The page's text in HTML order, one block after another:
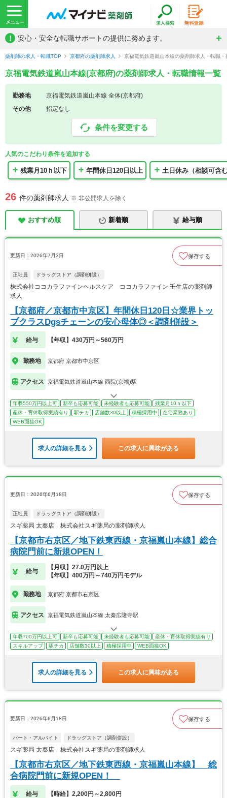
! 安心・安全な転職サポートの提供に努めます。
薬剤師の求人・転職TOP 京都府の薬剤師求人 京福電気鉄道嵐山本線の薬剤師求人・転職・
京福電気鉄道嵐山本線(京都府)の薬剤師求人・転職情報一覧
勤務地
京福電気鉄道嵐山本線 全体(京都府)
その他
指定なし
条件を変更する
人気のこだわり条件を追加する
残業月10ｈ以下 年間休日120日以上 土日休み（相談可含
26 件の薬剤師求人 ※ 非公開求人を除く
おすすめ順 新着順 給与順
更新日：2026年7月3日 保存する
正社員 ドラッグストア（調剤併設）
株式会社ココカラファインヘルスケア ココカラファイン 壬生店の薬剤師
求人
【京都府／京都市中京区】年間休日120日☆業界トッ
プクラスDgsチェーンの安心母体◎＜調剤併設＞
給与 【年収】430万円～560万円
勤務地 京都府 京都市中京区
アクセス 京福電気鉄道嵐山本線 西院(京福)駅
年収550万円以上可 新卒も応募可能 未経験者も応募可能
残業月10ｈ以下
産休・育休取得実績有り
駅チカ 店舗数30以上 積極採用中
在宅業務あり
WEB面接OK
求人の詳細を見る この求人に興味がある
更新日：2026年6月18日 保存する
正社員 ドラッグストア（調剤併設）
スギ薬局 太秦店 株式会社スギ薬局の薬剤師求人
【京都市右京区／地下鉄東西線・京福嵐山本線】総合
病院門前に新規OPEN！
給与
【月収】27.0万円以上
【年収】400万円～740万円モデル
勤務地 京都府 京都市右京区
アクセス 京福電気鉄道嵐山本線 太秦広隆寺駅
年収700万円以上可 新卒も応募可能 未経験者も応募可能
産休・育休取得実績有り
スキルアップ
駅チカ 店舗数30以上 積極採用中 WEB面接OK
求人の詳細を見る この求人に興味がある
更新日：2026年6月18日 保存する
パート・アルバイト ドラッグストア（調剤併設）
スギ薬局 太秦店 株式会社スギ薬局の薬剤師求人
【京都市右京区／地下鉄東西線・京福嵐山本線】 総
合病院門前に新規OPEN！
給与 【時給】2,200円～2,800円